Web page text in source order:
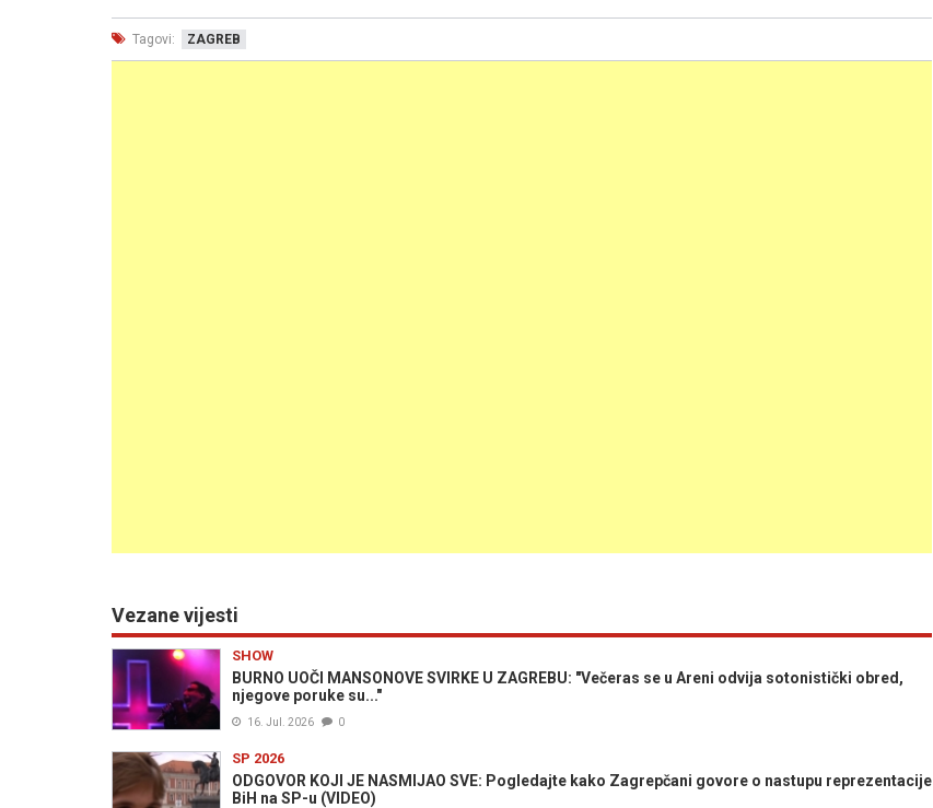
Tagovi: ZAGREB
Vezane vijesti
SHOW
BURNO UOČI MANSONOVE SVIRKE U ZAGREBU: "Večeras se u Areni odvija sotonistički obred,
njegove poruke su..."
16. Jul. 2026 0
SP 2026
ODGOVOR KOJI JE NASMIJAO SVE: Pogledajte kako Zagrepčani govore o nastupu reprezentacije
BiH na SP-u (VIDEO)